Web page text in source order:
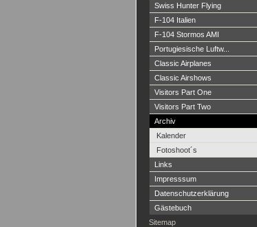
Swiss Hunter Flying
F-104 Italien
F-104 Stormos AMI
Portugiesische Luftw...
Classic Airplanes
Classic Airshows
Visitors Part One
Visitors Part Two
Archiv
Kalender
Fotoshoot´s
Links
Impresssum
Datenschutzerklärung
Gästebuch
Sitemap